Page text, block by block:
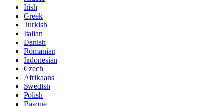
Irish
Greek
Turkish
Italian
Danish
Romanian
Indonesian
Czech
Afrikaans
Swedish
Polish
Basque